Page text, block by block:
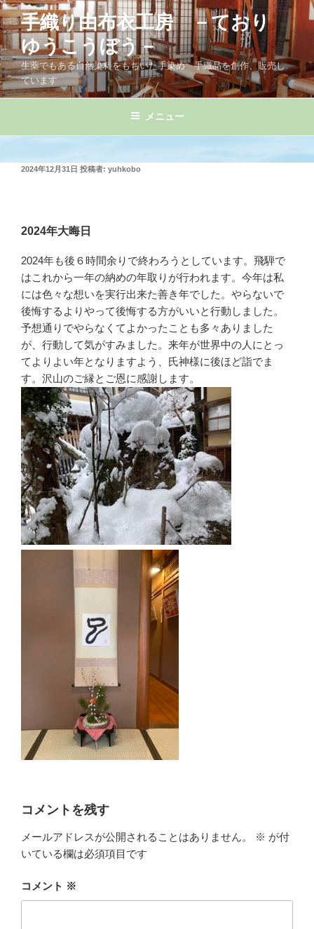
コ
ン
テ
ン
ツ
へ
手織り由布衣工房 －ており
ゆうこうぼう－
生薬でもある自然染料をもちいた手染め 手織品を創作、販売し
ています
メニュー
投
2024年12月31日 投稿者: yuhkobo
2024年大晦日
2024年も後６時間余りで終わろうとしています。飛騨で
はこれから一年の納めの年取りが行われます。今年は私
には色々な想いを実行出来た善き年でした。やらないで
後悔するよりやって後悔する方がいいと行動しました。
予想通りでやらなくてよかったことも多々ありました
が、行動して気がすみました。来年が世界中の人にとっ
てよりよい年となりますよう、氏神様に後ほど詣でま
す。沢山のご縁とご恩に感謝します。
コメントを残す
メールアドレスが公開されることはありません。 ※ が付
いている欄は必須項目です
コメント ※